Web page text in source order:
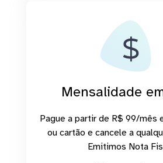
Mensalidade
Pague a partir de R$ 99/mês
ou cartão e cancele a
Emitimos Nota